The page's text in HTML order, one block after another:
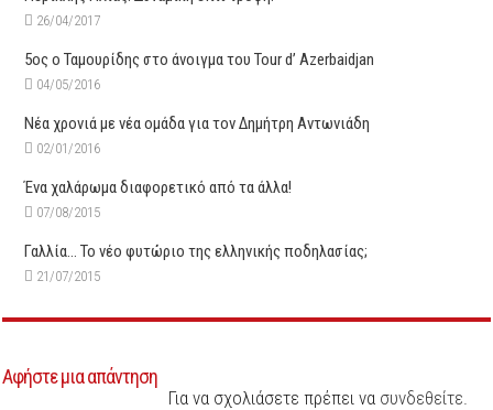
26/04/2017
5ος ο Ταμουρίδης στο άνοιγμα του Tour d’ Azerbaidjan
04/05/2016
Νέα χρονιά με νέα ομάδα για τον Δημήτρη Αντωνιάδη
02/01/2016
Ένα χαλάρωμα διαφορετικό από τα άλλα!
07/08/2015
Γαλλία… Το νέο φυτώριο της ελληνικής ποδηλασίας;
21/07/2015
Αφήστε μια απάντηση
Για να σχολιάσετε πρέπει να συνδεθείτε